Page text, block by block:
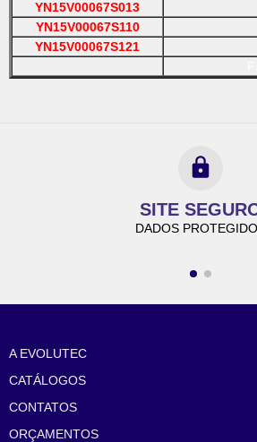
YN15V00067S013
YN15V00067S110
YN15V00067S121
SITE
DADOS
A EVOLUTEC
CATÁLOGOS
CONTATOS
ORÇAMENTOS